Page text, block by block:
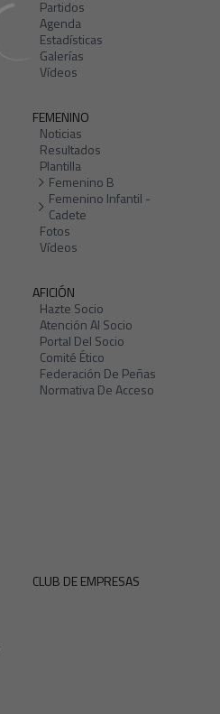
Partidos
Agenda
Estadísticas
Galerías
Vídeos
FEMENINO
Noticias
Resultados
Plantilla
Femenino B
Femenino Infantil -
Cadete
Fotos
Vídeos
AFICIÓN
Hazte Socio
Atención Al Socio
Portal Del Socio
Comité Ético
Federación De Peñas
Normativa De Acceso
CLUB DE EMPRESAS